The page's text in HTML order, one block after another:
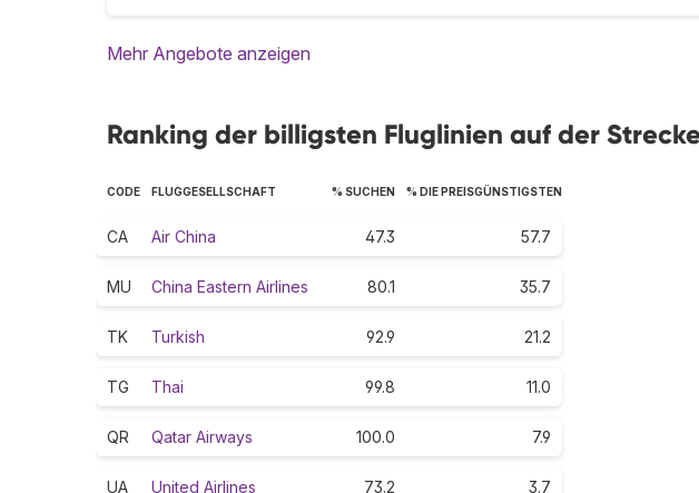
Mehr Angebote anzeigen
Ranking der billigsten Fluglinien auf der
CODE FLUGGESELLSCHAFT % SUCHEN % DIE PREISGÜNSTIGSTEN
CA Air China 47.3 57.7
MU China Eastern Airlines 80.1 35.7
TK Turkish 92.9 21.2
TG Thai 99.8 11.0
QR Qatar Airways 100.0 7.9
UA United Airlines 73.2 3.7